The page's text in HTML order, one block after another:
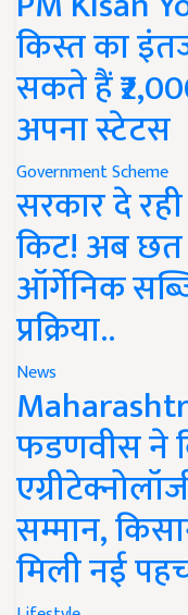
किस्त का
सकते हैं
अपना स्टेटस
Government Scheme
सरकार दे रही
किट! अब छत
ऑर्गेनिक
प्रक्रिया..
News
फडणवीस ने
सम्मान,
मिली नई